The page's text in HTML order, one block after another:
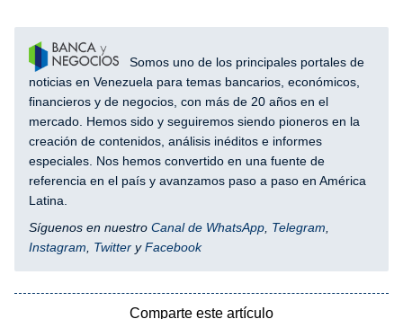
Somos uno de los principales portales de
noticias en Venezuela para temas bancarios, económicos,
financieros y de negocios, con más de 20 años en el
mercado. Hemos sido y seguiremos siendo pioneros en la
creación de contenidos, análisis inéditos e informes
especiales. Nos hemos convertido en una fuente de
referencia en el país y avanzamos paso a paso en América
Latina.
Síguenos en nuestro Canal de WhatsApp Telegram
Instagram
Twitter yFacebook
Comparte este artículo